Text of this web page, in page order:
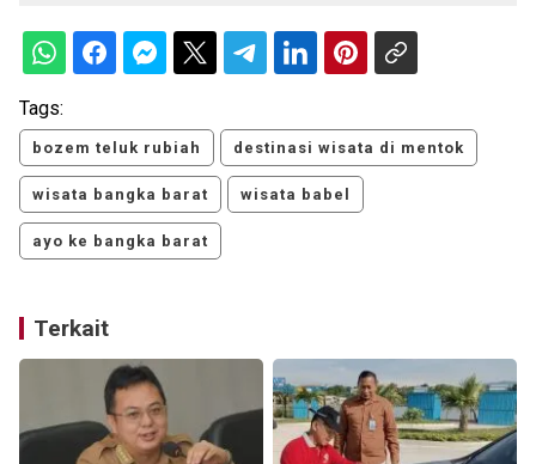
Tags:
bozem teluk rubiah destinasi wisata di mentok
wisata bangka barat wisata babel
ayo ke bangka barat
Terkait